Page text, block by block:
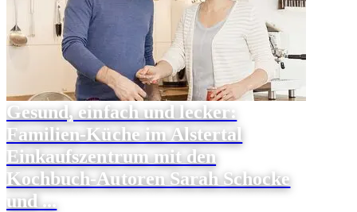
Gesund, einfach und lecker:
Familien-Küche im Alstertal
Einkaufszentrum mit den
Kochbuch-Autoren Sarah Schocke
und ...